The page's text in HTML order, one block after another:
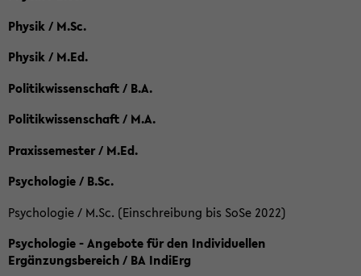
Physik / M.Sc.
Physik / M.Ed.
Politikwissenschaft / B.A.
Politikwissenschaft / M.A.
Praxissemester / M.Ed.
Psychologie / B.Sc.
Psychologie / M.Sc. (Einschreibung bis SoSe 2022)
Psychologie - Angebote für den Individuellen
Ergänzungsbereich / BA IndiErg